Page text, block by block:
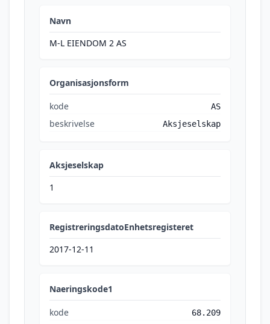
Navn
M-L EIENDOM 2 AS
Organisasjonsform
kode AS
beskrivelse Aksjeselskap
Aksjeselskap
1
RegistreringsdatoEnhetsregisteret
2017-12-11
Naeringskode1
kode 68.209